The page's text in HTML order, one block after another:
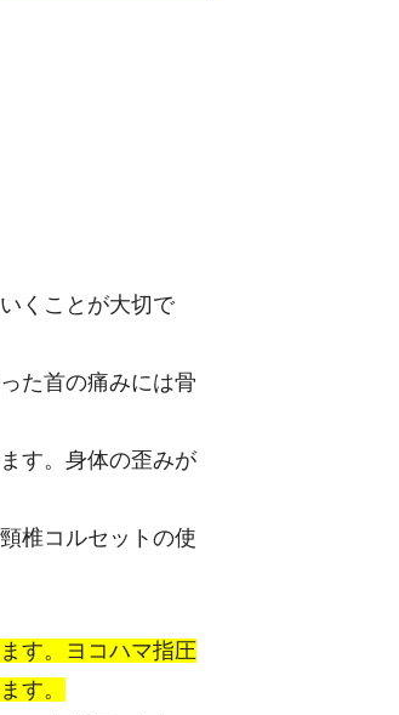
くことが大切で
た首の痛みには骨
す。身体の歪みが
椎コルセットの使
す。ヨコハマ指圧
す。